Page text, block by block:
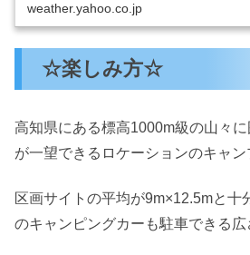
weather.yahoo.co.jp
☆楽しみ方☆
高知県にある標高1000m級の山々
が一望できるロケーションのキャン
区画サイトの平均が9m×12.5mと十
のキャンピングカーも駐車できる広